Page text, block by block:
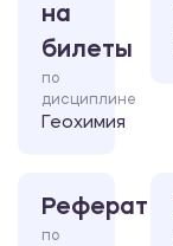
на
билеты
по
дисциплине
Геохимия
Реферат
по